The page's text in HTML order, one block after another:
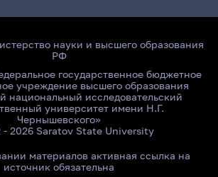
науки и высшего образования
РФ
государственное бюджетное
учреждение высшего образования
национальный исследовательский
университет имени Н.Г.
Чернышевского»
- 2026 Saratov State University
материалов активная ссылка на
источник обязательна